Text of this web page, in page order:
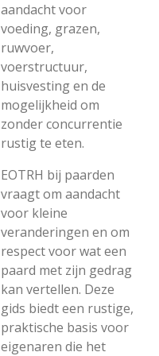
aandacht voor
voeding, grazen,
ruwvoer,
voerstructuur,
huisvesting en de
mogelijkheid om
zonder concurrentie
rustig te eten.
EOTRH bij paarden
vraagt om aandacht
voor kleine
veranderingen en om
respect voor wat een
paard met zijn gedrag
kan vertellen. Deze
gids biedt een rustige,
praktische basis voor
eigenaren die het